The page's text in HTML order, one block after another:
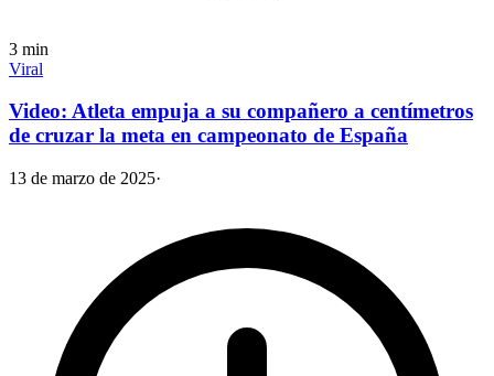
3 min
Viral
Video: Atleta empuja a su compañero a centímetros
de cruzar la meta en campeonato de España
13 de marzo de 2025·